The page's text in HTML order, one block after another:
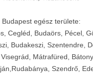
Budapest egész területe:
Cegléd, Budaörs, Pécel,
Budakeszi, Szentendre,
Mátrafüred,
Szendrő,